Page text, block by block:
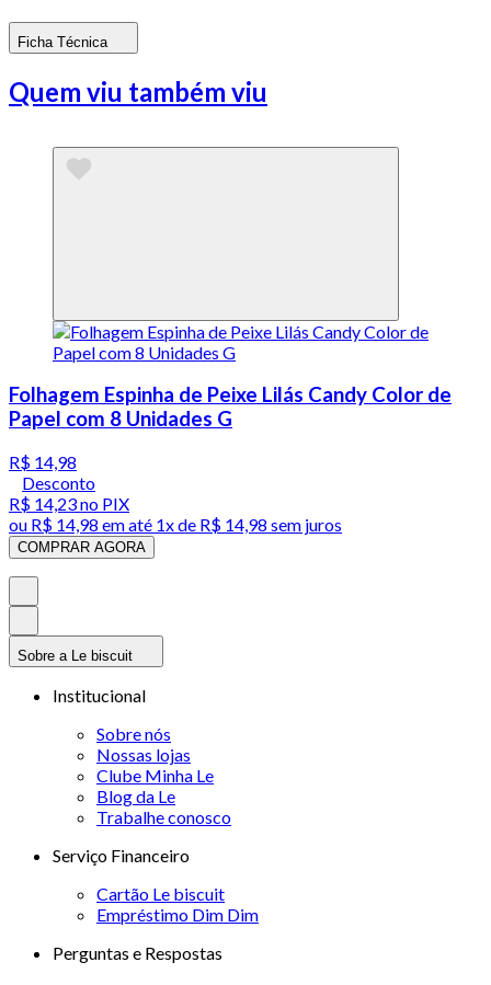
Ficha Técnica
Quem viu também viu
Folhagem Espinha de Peixe Lilás Candy Color de
Papel com 8 Unidades G
R$ 14,98
Desconto
R$ 14,23no PIX
ou R$ 14,98 em até 1x de R$ 14,98 sem juros
COMPRAR AGORA
Sobre a Le biscuit
Institucional
Sobre nós
Nossas lojas
Clube Minha Le
Blog da Le
Trabalhe conosco
Serviço Financeiro
Cartão Le biscuit
Empréstimo Dim Dim
Perguntas e Respostas